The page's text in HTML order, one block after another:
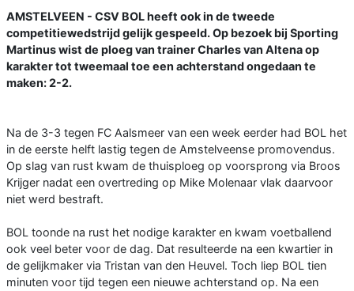
AMSTELVEEN - CSV BOL heeft ook in de tweede
competitiewedstrijd gelijk gespeeld. Op bezoek bij Sporting
Martinus wist de ploeg van trainer Charles van Altena op
karakter tot tweemaal toe een achterstand ongedaan te
maken: 2-2.
Na de 3-3 tegen FC Aalsmeer van een week eerder had BOL het
in de eerste helft lastig tegen de Amstelveense promovendus.
Op slag van rust kwam de thuisploeg op voorsprong via Broos
Krijger nadat een overtreding op Mike Molenaar vlak daarvoor
niet werd bestraft.
BOL toonde na rust het nodige karakter en kwam voetballend
ook veel beter voor de dag. Dat resulteerde na een kwartier in
de gelijkmaker via Tristan van den Heuvel. Toch liep BOL tien
minuten voor tijd tegen een nieuwe achterstand op. Na een